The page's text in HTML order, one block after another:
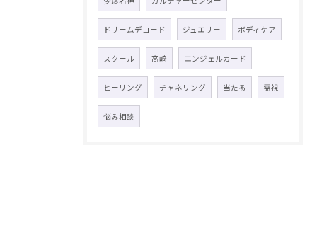
ドリームデコード ジュエリー ボディケア
スクール 高崎 エンジェルカード
ヒーリング チャネリング 当たる 霊視
悩み相談